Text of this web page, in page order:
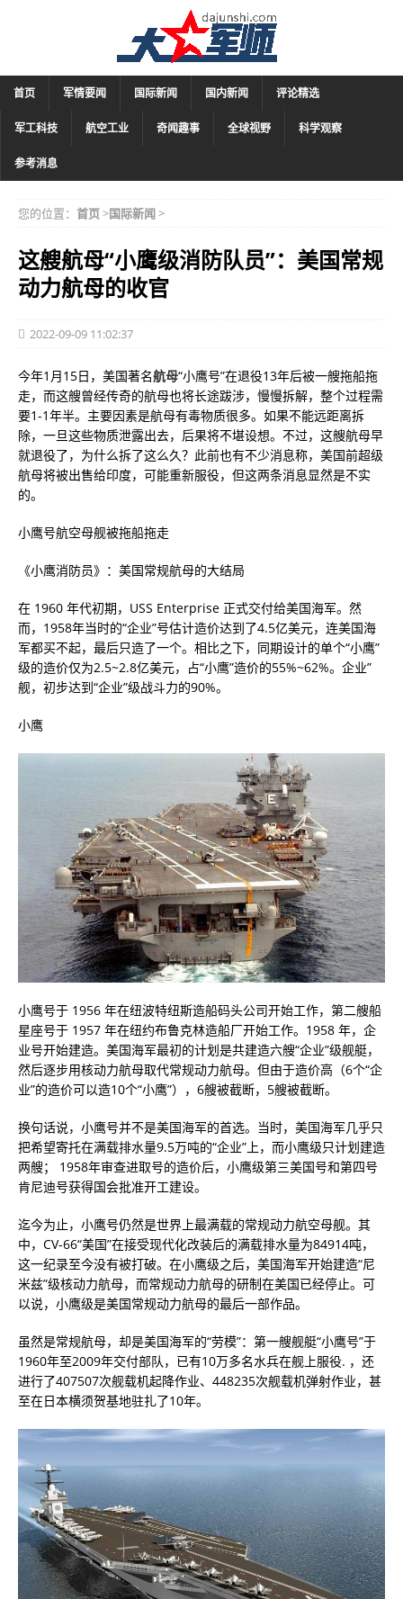
首页 军情要闻 国际新闻 国内新闻 评论精选
军工科技 航空工业 奇闻趣事 全球视野 科学观察
参考消息
您的位置： 首页>国际新闻>
这艘航母“小鹰级消防队员”：美国常规
动力航母的收官
2022-09-09 11:02:37
今年1月15日，美国著名航母“小鹰号”在退役13年后被一艘拖船拖
走，而这艘曾经传奇的航母也将长途跋涉，慢慢拆解，整个过程需
要1-1年半。主要因素是航母有毒物质很多。如果不能远距离拆
除，一旦这些物质泄露出去，后果将不堪设想。不过，这艘航母早
就退役了，为什么拆了这么久？此前也有不少消息称，美国前超级
航母将被出售给印度，可能重新服役，但这两条消息显然是不实
的。
小鹰号航空母舰被拖船拖走
《小鹰消防员》：美国常规航母的大结局
在 1960 年代初期，USS Enterprise 正式交付给美国海军。然
而，1958年当时的“企业”号估计造价达到了4.5亿美元，连美国海
军都买不起，最后只造了一个。相比之下，同期设计的单个“小鹰”
级的造价仅为2.5~2.8亿美元，占“小鹰”造价的55%~62%。企业”
舰，初步达到“企业”级战斗力的90%。
小鹰
小鹰号于 1956 年在纽波特纽斯造船码头公司开始工作，第二艘船
星座号于 1957 年在纽约布鲁克林造船厂开始工作。1958 年，企
业号开始建造。美国海军最初的计划是共建造六艘“企业”级舰艇，
然后逐步用核动力航母取代常规动力航母。但由于造价高（6个“企
业”的造价可以造10个“小鹰”），6艘被截断，5艘被截断。
换句话说，小鹰号并不是美国海军的首选。当时，美国海军几乎只
把希望寄托在满载排水量9.5万吨的“企业”上，而小鹰级只计划建造
两艘； 1958年审查进取号的造价后，小鹰级第三美国号和第四号
肯尼迪号获得国会批准开工建设。
迄今为止，小鹰号仍然是世界上最满载的常规动力航空母舰。其
中，CV-66“美国”在接受现代化改装后的满载排水量为84914吨，
这一纪录至今没有被打破。在小鹰级之后，美国海军开始建造“尼
米兹”级核动力航母，而常规动力航母的研制在美国已经停止。可
以说，小鹰级是美国常规动力航母的最后一部作品。
虽然是常规航母，却是美国海军的“劳模”：第一艘舰艇“小鹰号”于
1960年至2009年交付部队，已有10万多名水兵在舰上服役. ，还
进行了407507次舰载机起降作业、448235次舰载机弹射作业，甚
至在日本横须贺基地驻扎了10年。